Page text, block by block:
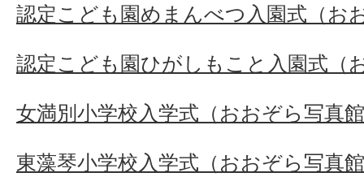
認定こども園めまんべつ入園式（お
認定こども園ひがしもこと入園式（
女満別小学校入学式（おおぞら写真
東藻琴小学校入学式（おおぞら写真